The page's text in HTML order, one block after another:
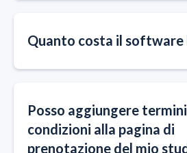
Quanto costa il software
Posso aggiungere
condizioni alla pagina di
prenotazione del mio